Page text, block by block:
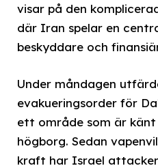
visar på den
där Iran spelar en
beskyddare och
Under måndagen
evakueringsorder för
ett område som är känt
högborg. Sedan
kraft har Israel